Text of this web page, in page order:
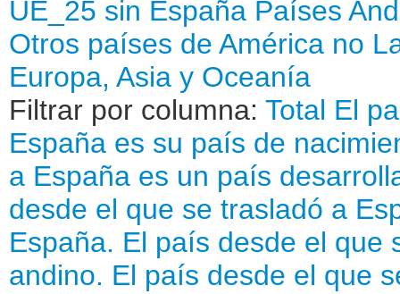
UE_25 sin España Países
Otros países de América no
Europa, Asia y Oceanía
Filtrar por columna: Total El
España es su país de
a España es un país
desde el que se trasladó a
España. El país desde el que
andino. El país desde el que